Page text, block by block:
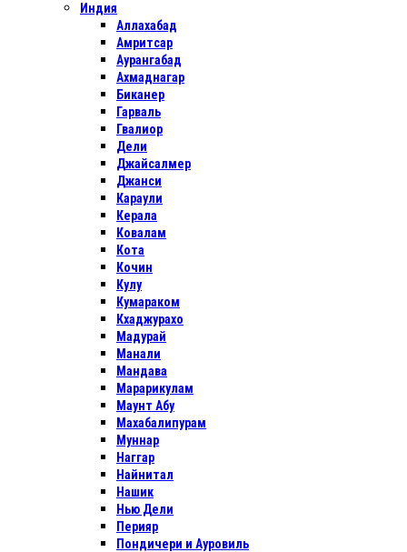
Индия
Аллахабад
Амритсар
Аурангабад
Ахмаднагар
Биканер
Гарваль
Гвалиор
Дели
Джайсалмер
Джанси
Караули
Керала
Ковалам
Кота
Кочин
Кулу
Кумараком
Кхаджурахо
Мадурай
Манали
Мандава
Марарикулам
Маунт Абу
Махабалипурам
Муннар
Наггар
Найнитал
Нашик
Нью Дели
Перияр
Пондичери и Ауровиль